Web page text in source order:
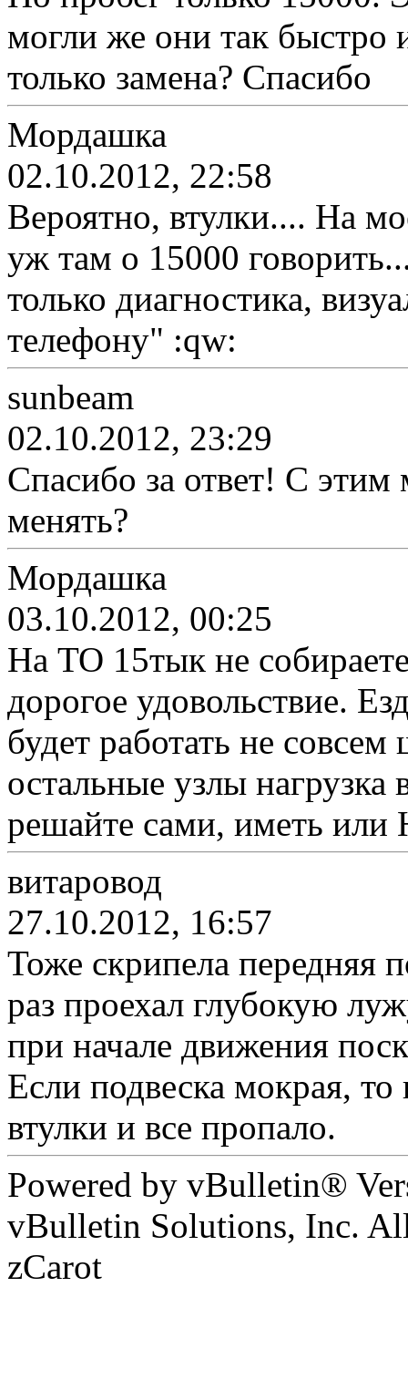
могли же они так быстро
только замена? Спасибо
Мордашка
02.10.2012, 22:58
Вероятно, втулки.... На
уж там о 15000
только диагностика,
телефону" :qw:
sunbeam
02.10.2012, 23:29
Спасибо за ответ! С
менять?
Мордашка
03.10.2012, 00:25
На ТО 15тык не
дорогое удовольствие.
будет работать не
остальные узлы нагрузка
решайте сами, иметь
витаровод
27.10.2012, 16:57
Тоже скрипела передняя
раз проехал глубокую
при начале движения
Если подвеска мокрая,
втулки и все пропало.
Powered by vBulletin®
vBulletin Solutions, Inc.
zCarot